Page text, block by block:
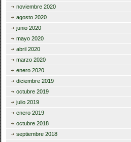
noviembre 2020
agosto 2020
junio 2020
mayo 2020
abril 2020
marzo 2020
enero 2020
diciembre 2019
octubre 2019
julio 2019
enero 2019
octubre 2018
septiembre 2018